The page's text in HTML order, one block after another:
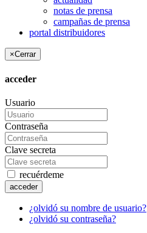
notas de prensa
campañas de prensa
portal distribuidores
×Cerrar
acceder
Usuario
Contraseña
Clave secreta
recuérdeme
acceder
¿olvidó su nombre de usuario?
¿olvidó su contraseña?